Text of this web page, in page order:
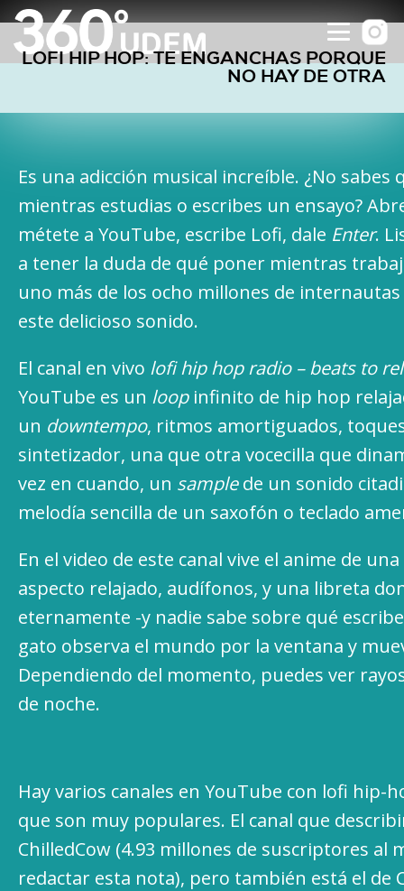
LOFI HIP HOP: TE ENGANCHAS PORQUE
NO HAY DE OTRA
Es una adicción musical increíble. ¿No sabes
mientras estudias o escribes un ensayo?
métete a YouTube, escribe Lofi, dale Enter.
a tener la duda de qué poner mientras
uno más de los ocho millones de
este delicioso sonido.
El canal en vivo lofi hip hop radio – beats to
YouTube es un loopinfinito de hip hop
un downtempo, ritmos amortiguados,
sintetizador, una que otra vocecilla que
vez en cuando, un samplede un sonido
melodía sencilla de un saxofón o teclado
En el video de este canal vive el anime de
aspecto relajado, audífonos, y una libreta
eternamente -y nadie sabe sobre qué
gato observa el mundo por la ventana y
Dependiendo del momento, puedes ver
de noche.
Hay varios canales en YouTube con lofi hip-
que son muy populares. El canal que
ChilledCow (4.93 millones de suscriptores al
redactar esta nota), pero también está el de